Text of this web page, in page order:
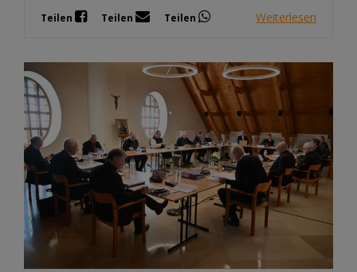
Teilen Teilen Teilen Weiterlesen